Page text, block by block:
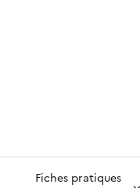
Fiches pratiques